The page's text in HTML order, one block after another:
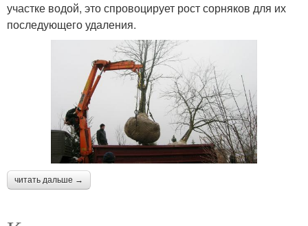
участке водой, это спровоцирует рост сорняков для их
последующего удаления.
читать дальше →